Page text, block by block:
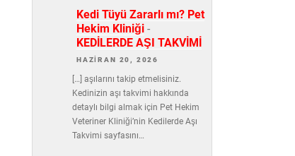
Kedi Tüyü Zararlı mı? Pet
Hekim Kliniği -
KEDİLERDE AŞI TAKVİMİ
HAZIRAN 20, 2026
[…] aşılarını takip etmelisiniz.
Kedinizin aşı takvimi hakkında
detaylı bilgi almak için Pet Hekim
Veteriner Kliniği’nin Kedilerde Aşı
Takvimi sayfasını…